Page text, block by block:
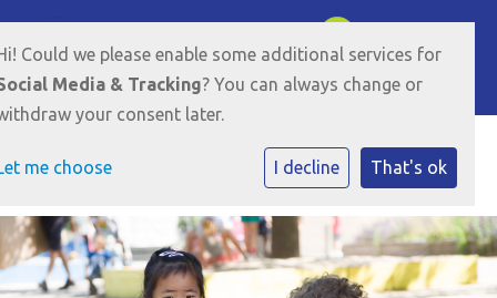
E-mailadres
Could we please enable some additional services for
Media & Tracking? You can always change or
your consent later.
me choose I decline That's ok